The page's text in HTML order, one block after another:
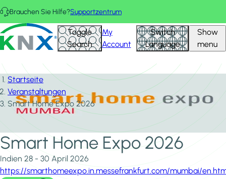
Direkt zum Inhalt
Brauchen Sie Hilfe?Supportzentrum
KNX - Homepage Toggle
Search
My
Account
Switch
Language
Show
menu
Startseite
Veranstaltungen
Smart Home Expo 2026
Smart Home Expo 2026
Indien 28 - 30 April 2026
https://smarthomeexpo.in.messefrankfurt.com/mumbai/